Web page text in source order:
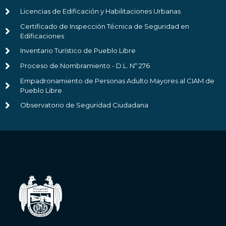
Licencias de Edificación y Habilitaciones Urbanas
Certificado de Inspección Técnica de Seguridad en
Edificaciones
Inventario Turístico de Pueblo Libre
Proceso de Nombramiento - D.L. Nº 276
Empadronamiento de Personas Adulto Mayores al CIAM de
Pueblo Libre
Observatorio de Seguridad Ciudadana